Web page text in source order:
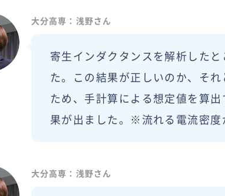
大分高専：浅野さん
寄生インダクタンスを解析した
た。この結果が正しいのか、そ
ため、手計算による想定値を算
果が出ました。※流れる電流密度
大分高専：浅野さん